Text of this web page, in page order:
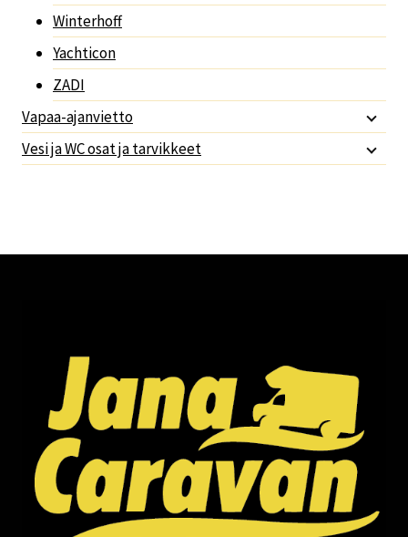
Winterhoff
Yachticon
ZADI
Vapaa-ajanvietto
Vesi ja WC osat ja tarvikkeet